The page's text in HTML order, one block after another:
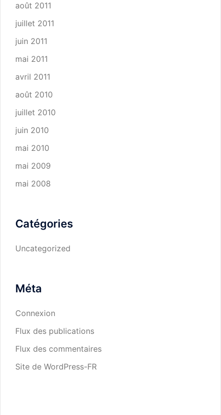
août 2011
juillet 2011
juin 2011
mai 2011
avril 2011
août 2010
juillet 2010
juin 2010
mai 2010
mai 2009
mai 2008
Catégories
Uncategorized
Méta
Connexion
Flux des publications
Flux des commentaires
Site de WordPress-FR